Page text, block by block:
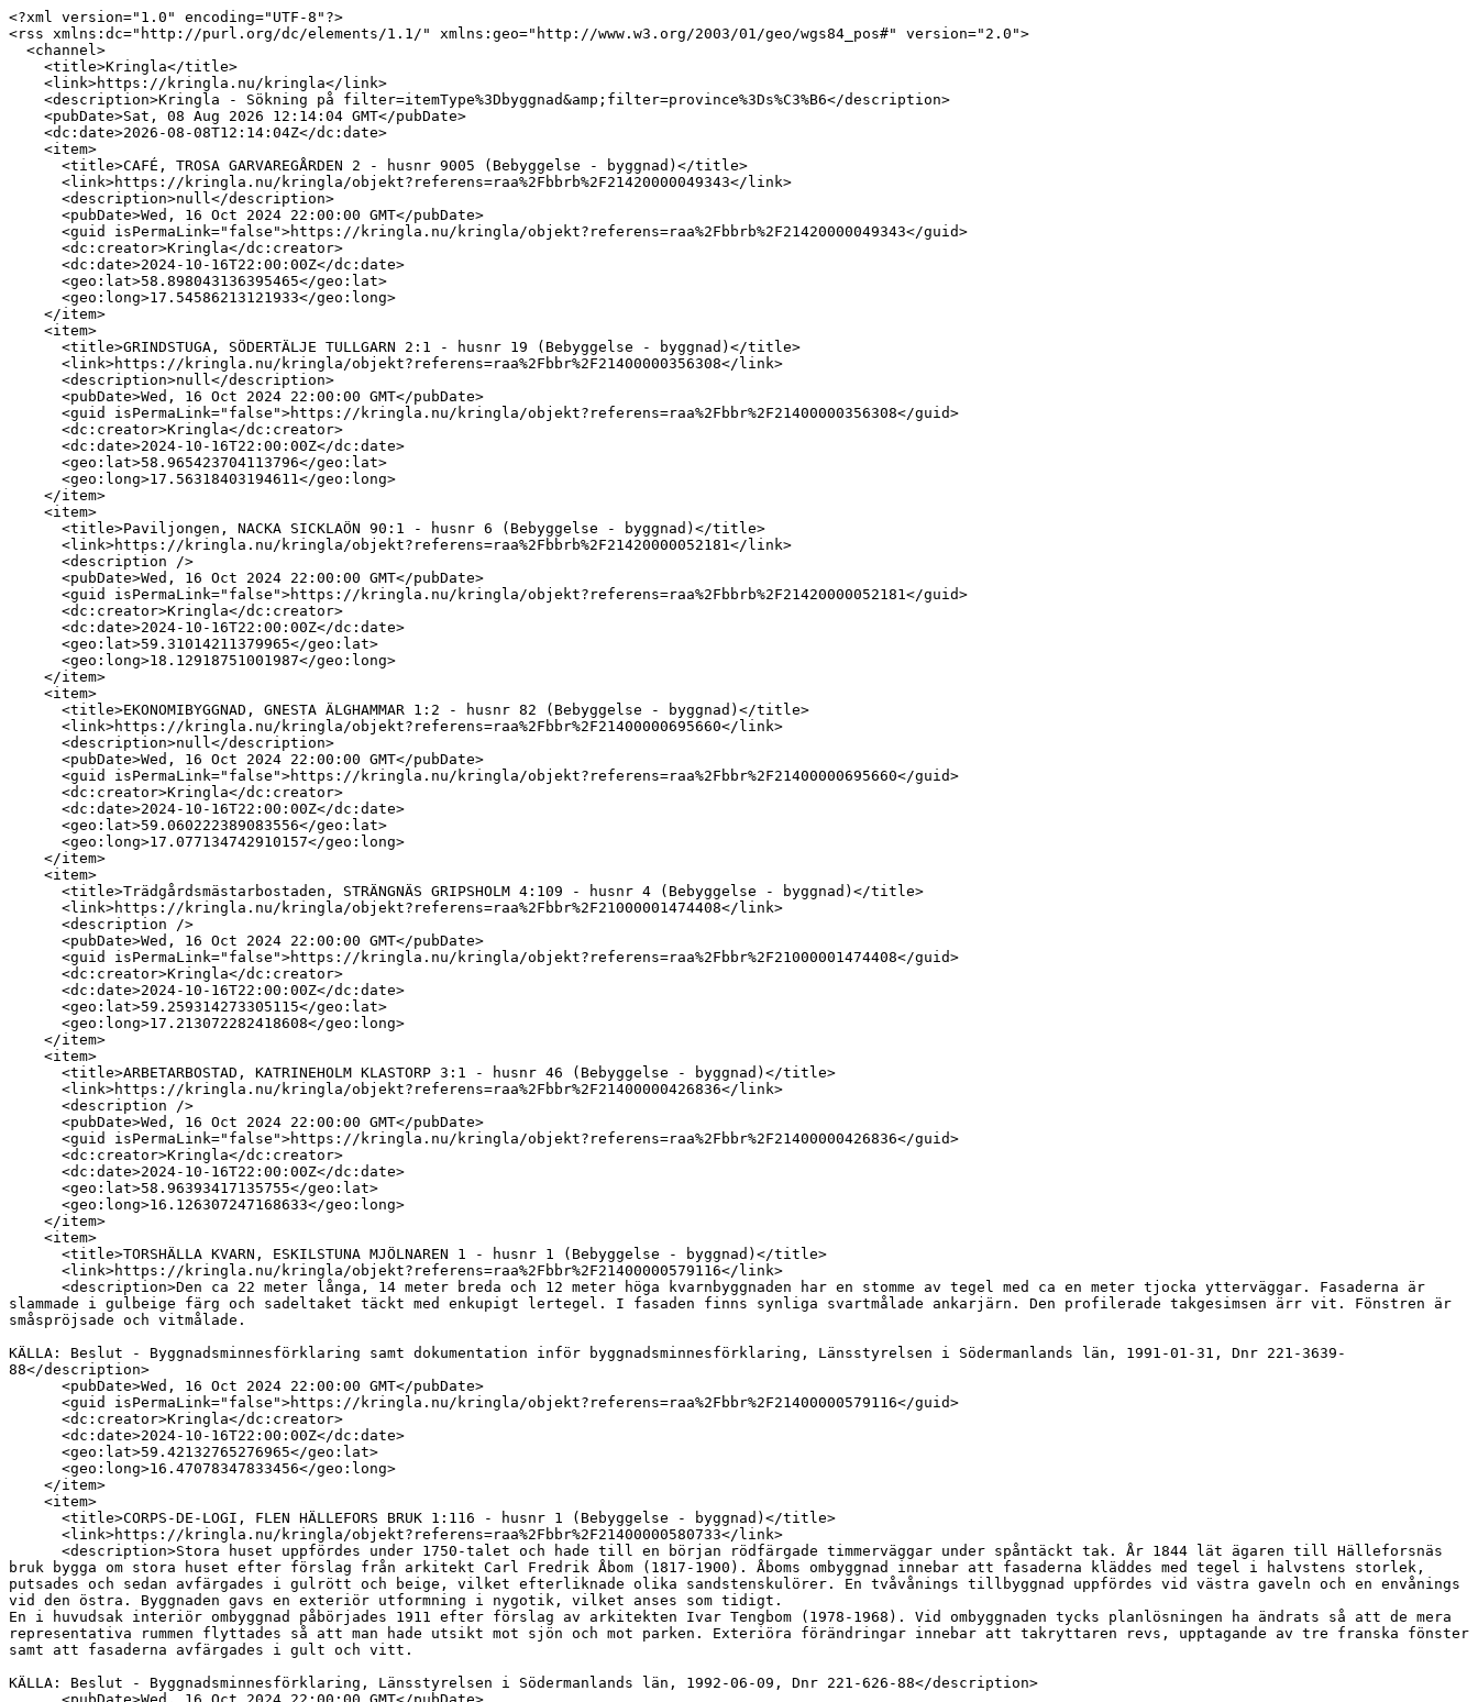
<?xml version="1.0" encoding="UTF-8"?>
<rss xmlns:dc="http://purl.org/dc/elements/1.1/" xmlns:geo="http://www.w3.org/2003/01/geo/wgs84_pos#" version="2.0">
  <channel>
    <title>Kringla</title>
    <link>https://kringla.nu/kringla</link>
    <description>Kringla - Sökning på filter=itemType%3Dbyggnad&amp;filter=province%3Ds%C3%B6</description>
    <pubDate>Sat, 08 Aug 2026 12:14:04 GMT</pubDate>
    <dc:date>2026-08-08T12:14:04Z</dc:date>
    <item>
      <title>CAFÉ, TROSA GARVAREGÅRDEN 2 - husnr 9005 (Bebyggelse - byggnad)</title>
      <link>https://kringla.nu/kringla/objekt?referens=raa%2Fbbrb%2F21420000049343</link>
      <description>null</description>
      <pubDate>Wed, 16 Oct 2024 22:00:00 GMT</pubDate>
      <guid isPermaLink="false">https://kringla.nu/kringla/objekt?referens=raa%2Fbbrb%2F21420000049343</guid>
      <dc:creator>Kringla</dc:creator>
      <dc:date>2024-10-16T22:00:00Z</dc:date>
      <geo:lat>58.898043136395465</geo:lat>
      <geo:long>17.54586213121933</geo:long>
    </item>
    <item>
      <title>GRINDSTUGA, SÖDERTÄLJE TULLGARN 2:1 - husnr 19 (Bebyggelse - byggnad)</title>
      <link>https://kringla.nu/kringla/objekt?referens=raa%2Fbbr%2F21400000356308</link>
      <description>null</description>
      <pubDate>Wed, 16 Oct 2024 22:00:00 GMT</pubDate>
      <guid isPermaLink="false">https://kringla.nu/kringla/objekt?referens=raa%2Fbbr%2F21400000356308</guid>
      <dc:creator>Kringla</dc:creator>
      <dc:date>2024-10-16T22:00:00Z</dc:date>
      <geo:lat>58.965423704113796</geo:lat>
      <geo:long>17.56318403194611</geo:long>
    </item>
    <item>
      <title>Paviljongen, NACKA SICKLAÖN 90:1 - husnr 6 (Bebyggelse - byggnad)</title>
      <link>https://kringla.nu/kringla/objekt?referens=raa%2Fbbrb%2F21420000052181</link>
      <description />
      <pubDate>Wed, 16 Oct 2024 22:00:00 GMT</pubDate>
      <guid isPermaLink="false">https://kringla.nu/kringla/objekt?referens=raa%2Fbbrb%2F21420000052181</guid>
      <dc:creator>Kringla</dc:creator>
      <dc:date>2024-10-16T22:00:00Z</dc:date>
      <geo:lat>59.31014211379965</geo:lat>
      <geo:long>18.12918751001987</geo:long>
    </item>
    <item>
      <title>EKONOMIBYGGNAD, GNESTA ÄLGHAMMAR 1:2 - husnr 82 (Bebyggelse - byggnad)</title>
      <link>https://kringla.nu/kringla/objekt?referens=raa%2Fbbr%2F21400000695660</link>
      <description>null</description>
      <pubDate>Wed, 16 Oct 2024 22:00:00 GMT</pubDate>
      <guid isPermaLink="false">https://kringla.nu/kringla/objekt?referens=raa%2Fbbr%2F21400000695660</guid>
      <dc:creator>Kringla</dc:creator>
      <dc:date>2024-10-16T22:00:00Z</dc:date>
      <geo:lat>59.060222389083556</geo:lat>
      <geo:long>17.077134742910157</geo:long>
    </item>
    <item>
      <title>Trädgårdsmästarbostaden, STRÄNGNÄS GRIPSHOLM 4:109 - husnr 4 (Bebyggelse - byggnad)</title>
      <link>https://kringla.nu/kringla/objekt?referens=raa%2Fbbr%2F21000001474408</link>
      <description />
      <pubDate>Wed, 16 Oct 2024 22:00:00 GMT</pubDate>
      <guid isPermaLink="false">https://kringla.nu/kringla/objekt?referens=raa%2Fbbr%2F21000001474408</guid>
      <dc:creator>Kringla</dc:creator>
      <dc:date>2024-10-16T22:00:00Z</dc:date>
      <geo:lat>59.259314273305115</geo:lat>
      <geo:long>17.213072282418608</geo:long>
    </item>
    <item>
      <title>ARBETARBOSTAD, KATRINEHOLM KLASTORP 3:1 - husnr 46 (Bebyggelse - byggnad)</title>
      <link>https://kringla.nu/kringla/objekt?referens=raa%2Fbbr%2F21400000426836</link>
      <description />
      <pubDate>Wed, 16 Oct 2024 22:00:00 GMT</pubDate>
      <guid isPermaLink="false">https://kringla.nu/kringla/objekt?referens=raa%2Fbbr%2F21400000426836</guid>
      <dc:creator>Kringla</dc:creator>
      <dc:date>2024-10-16T22:00:00Z</dc:date>
      <geo:lat>58.96393417135755</geo:lat>
      <geo:long>16.126307247168633</geo:long>
    </item>
    <item>
      <title>TORSHÄLLA KVARN, ESKILSTUNA MJÖLNAREN 1 - husnr 1 (Bebyggelse - byggnad)</title>
      <link>https://kringla.nu/kringla/objekt?referens=raa%2Fbbr%2F21400000579116</link>
      <description>Den ca 22 meter långa, 14 meter breda och 12 meter höga kvarnbyggnaden har en stomme av tegel med ca en meter tjocka ytterväggar. Fasaderna är slammade i gulbeige färg och sadeltaket täckt med enkupigt lertegel. I fasaden finns synliga svartmålade ankarjärn. Den profilerade takgesimsen ärr vit. Fönstren är småspröjsade och vitmålade.

KÄLLA: Beslut - Byggnadsminnesförklaring samt dokumentation inför byggnadsminnesförklaring, Länsstyrelsen i Södermanlands län, 1991-01-31, Dnr 221-3639-88</description>
      <pubDate>Wed, 16 Oct 2024 22:00:00 GMT</pubDate>
      <guid isPermaLink="false">https://kringla.nu/kringla/objekt?referens=raa%2Fbbr%2F21400000579116</guid>
      <dc:creator>Kringla</dc:creator>
      <dc:date>2024-10-16T22:00:00Z</dc:date>
      <geo:lat>59.42132765276965</geo:lat>
      <geo:long>16.47078347833456</geo:long>
    </item>
    <item>
      <title>CORPS-DE-LOGI, FLEN HÄLLEFORS BRUK 1:116 - husnr 1 (Bebyggelse - byggnad)</title>
      <link>https://kringla.nu/kringla/objekt?referens=raa%2Fbbr%2F21400000580733</link>
      <description>Stora huset uppfördes under 1750-talet och hade till en början rödfärgade timmerväggar under spåntäckt tak. År 1844 lät ägaren till Hälleforsnäs bruk bygga om stora huset efter förslag från arkitekt Carl Fredrik Åbom (1817-1900). Åboms ombyggnad innebar att fasaderna kläddes med tegel i halvstens storlek, putsades och sedan avfärgades i gulrött och beige, vilket efterliknade olika sandstenskulörer. En tvåvånings tillbyggnad uppfördes vid västra gaveln och en envånings vid den östra. Byggnaden gavs en exteriör utformning i nygotik, vilket anses som tidigt. 
En i huvudsak interiör ombyggnad påbörjades 1911 efter förslag av arkitekten Ivar Tengbom (1978-1968). Vid ombyggnaden tycks planlösningen ha ändrats så att de mera representativa rummen flyttades så att man hade utsikt mot sjön och mot parken. Exteriöra förändringar innebar att takryttaren revs, upptagande av tre franska fönster samt att fasaderna avfärgades i gult och vitt.

KÄLLA: Beslut - Byggnadsminnesförklaring, Länsstyrelsen i Södermanlands län, 1992-06-09, Dnr 221-626-88</description>
      <pubDate>Wed, 16 Oct 2024 22:00:00 GMT</pubDate>
      <guid isPermaLink="false">https://kringla.nu/kringla/objekt?referens=raa%2Fbbr%2F21400000580733</guid>
      <dc:creator>Kringla</dc:creator>
      <dc:date>2024-10-16T22:00:00Z</dc:date>
      <geo:lat>59.15324327915984</geo:lat>
      <geo:long>16.48760183140239</geo:long>
    </item>
    <item>
      <title>Franciskuskapellet, STRÄNGNÄS YTTERSELÖ-ÖSTA 1:54 - husnr 1 (Bebyggelse - byggnad)</title>
      <link>https://kringla.nu/kringla/objekt?referens=raa%2Fbbrb%2F21420000014773</link>
      <description />
      <pubDate>Wed, 16 Oct 2024 22:00:00 GMT</pubDate>
      <guid isPermaLink="false">https://kringla.nu/kringla/objekt?referens=raa%2Fbbrb%2F21420000014773</guid>
      <dc:creator>Kringla</dc:creator>
      <dc:date>2024-10-16T22:00:00Z</dc:date>
      <geo:lat>59.36577827413223</geo:lat>
      <geo:long>17.210380390226685</geo:long>
    </item>
    <item>
      <title>Klockstapel, NYKÖPING NYKYRKA 1:1 - husnr 9002 (Bebyggelse - byggnad)</title>
      <link>https://kringla.nu/kringla/objekt?referens=raa%2Fbbrb%2F21420000041115</link>
      <description />
      <pubDate>Wed, 16 Oct 2024 22:00:00 GMT</pubDate>
      <guid isPermaLink="false">https://kringla.nu/kringla/objekt?referens=raa%2Fbbrb%2F21420000041115</guid>
      <dc:creator>Kringla</dc:creator>
      <dc:date>2024-10-16T22:00:00Z</dc:date>
      <geo:lat>58.830929031037115</geo:lat>
      <geo:long>16.74526182279364</geo:long>
    </item>
    <item>
      <title>Västra vallen, NYKÖPING NYKÖPINGSHUS 1 - husnr 9003 (Bebyggelse - byggnad)</title>
      <link>https://kringla.nu/kringla/objekt?referens=raa%2Fbbrb%2F21420000050827</link>
      <description />
      <pubDate>Wed, 16 Oct 2024 22:00:00 GMT</pubDate>
      <guid isPermaLink="false">https://kringla.nu/kringla/objekt?referens=raa%2Fbbrb%2F21420000050827</guid>
      <dc:creator>Kringla</dc:creator>
      <dc:date>2024-10-16T22:00:00Z</dc:date>
      <geo:lat>58.74788116787119</geo:lat>
      <geo:long>17.00995583542703</geo:long>
    </item>
    <item>
      <title>Köksflygeln, NACKA SICKLAÖN 90:1 - husnr 8 (Bebyggelse - byggnad)</title>
      <link>https://kringla.nu/kringla/objekt?referens=raa%2Fbbrb%2F21420000052183</link>
      <description />
      <pubDate>Wed, 16 Oct 2024 22:00:00 GMT</pubDate>
      <guid isPermaLink="false">https://kringla.nu/kringla/objekt?referens=raa%2Fbbrb%2F21420000052183</guid>
      <dc:creator>Kringla</dc:creator>
      <dc:date>2024-10-16T22:00:00Z</dc:date>
      <geo:lat>59.30987973048837</geo:lat>
      <geo:long>18.130970376857594</geo:long>
    </item>
    <item>
      <title>BJÖRNLUNDA GRAVKAPELL, GNESTA BJÖRNLUNDAGÅRDEN 5:8 - husnr 3 (Bebyggelse - byggnad)</title>
      <link>https://kringla.nu/kringla/objekt?referens=raa%2Fbbrb%2F21420000041015</link>
      <description />
      <pubDate>Wed, 16 Oct 2024 22:00:00 GMT</pubDate>
      <guid isPermaLink="false">https://kringla.nu/kringla/objekt?referens=raa%2Fbbrb%2F21420000041015</guid>
      <dc:creator>Kringla</dc:creator>
      <dc:date>2024-10-16T22:00:00Z</dc:date>
      <geo:lat>59.073308684756775</geo:lat>
      <geo:long>17.145708915735103</geo:long>
    </item>
    <item>
      <title>Lysplats, NYNÄSHAMN LANDSORT 1:1 - husnr 9017 (Bebyggelse - byggnad)</title>
      <link>https://kringla.nu/kringla/objekt?referens=raa%2Fbbr%2F21000001469020</link>
      <description />
      <pubDate>Wed, 16 Oct 2024 22:00:00 GMT</pubDate>
      <guid isPermaLink="false">https://kringla.nu/kringla/objekt?referens=raa%2Fbbr%2F21000001469020</guid>
      <dc:creator>Kringla</dc:creator>
      <dc:date>2024-10-16T22:00:00Z</dc:date>
      <geo:lat>58.73984482460351</geo:lat>
      <geo:long>17.864250723446432</geo:long>
    </item>
    <item